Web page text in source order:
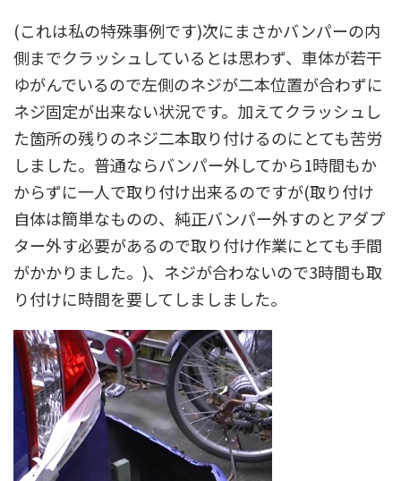
(これは私の特殊事例です)次にまさかバンパーの内
側までクラッシュしているとは思わず、車体が若干
ゆがんでいるので左側のネジが二本位置が合わずに
ネジ固定が出来ない状況です。加えてクラッシュし
た箇所の残りのネジ二本取り付けるのにとても苦労
しました。普通ならバンパー外してから1時間もか
からずに一人で取り付け出来るのですが(取り付け
自体は簡単なものの、純正バンパー外すのとアダプ
ター外す必要があるので取り付け作業にとても手間
がかかりました。)、ネジが合わないので3時間も取
り付けに時間を要してしましました。